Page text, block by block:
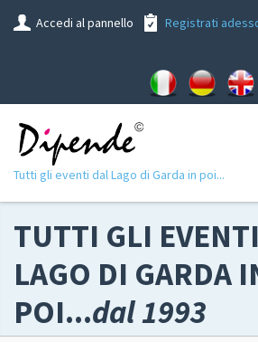
Accedi al pannello Registrati
Tutti gli eventi dal Lago di Garda in poi...
TUTTI GLI
LAGO DI GARDA
POI...dal 1993